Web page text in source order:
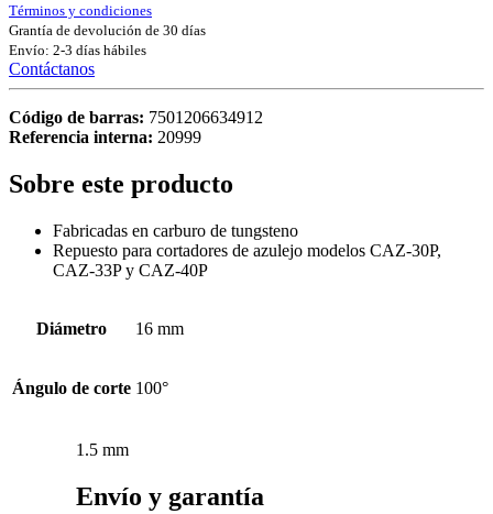
Términos y condiciones
Grantía de devolución de 30 días
Envío: 2-3 días hábiles
Contáctanos
Código de barras: 7501206634912
Referencia interna: 20999
Sobre este producto
Fabricadas en carburo de tungsteno
Repuesto para cortadores de azulejo modelos CAZ-30P,
CAZ-33P y CAZ-40P
Diámetro 16 mm
Ángulo de corte 100°
1.5 mm
Envío y garantía